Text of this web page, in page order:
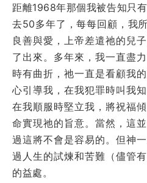
距離1968年那個我被告知只
去50多年了，每每回顧，我
良善與愛，上帝差遣祂的兒
了出來。多年來，我一直盡
時有曲折，祂一直是看顧我
心引導我，在我犯罪時叫我
在我順服時堅立我，將祝福
命實現祂的旨意。當然，這
過這將不會是容易的。但神
過人生的試煉和苦難（儘管
的益處。